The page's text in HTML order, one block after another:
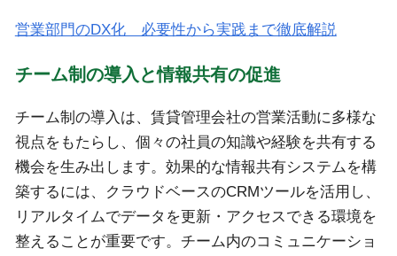
営業部門のDX化 必要性から実践まで徹底解説
チーム制の導入と情報共有の促進
チーム制の導入は、賃貸管理会社の営業活動に多様な
視点をもたらし、個々の社員の知識や経験を共有する
機会を生み出します。効果的な情報共有システムを構
築するには、クラウドベースのCRMツールを活用し、
リアルタイムでデータを更新・アクセスできる環境を
整えることが重要です。チーム内のコミュニケーショ